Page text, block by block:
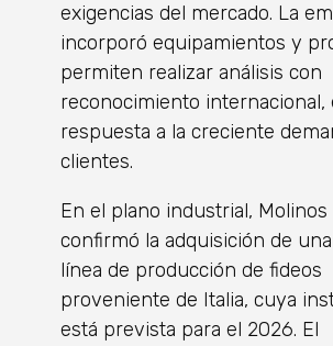
exigencias del mercado. La
incorporó equipamientos y
permiten realizar análisis con
reconocimiento internacional,
respuesta a la creciente
clientes.
En el plano industrial, Molinos
confirmó la adquisición de
línea de producción de fideos
proveniente de Italia, cuya
está prevista para el 2026. El